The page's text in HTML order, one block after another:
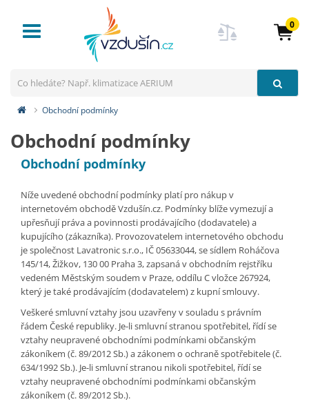
Toggle
0
Obchodní podmínky
Obchodní podmínky
Obchodní podmínky
Níže uvedené obchodní podmínky platí pro nákup v
internetovém obchodě Vzdušín.cz. Podmínky blíže vymezují a
upřesňují práva a povinnosti prodávajícího (dodavatele) a
kupujícího (zákazníka). Provozovatelem internetového obchodu
je společnost Lavatronic s.r.o., IČ 05633044, se sídlem Roháčova
145/14, Žižkov, 130 00 Praha 3, zapsaná v obchodním rejstříku
vedeném Městským soudem v Praze, oddílu C vložce 267924,
který je také prodávajícím (dodavatelem) z kupní smlouvy.
Veškeré smluvní vztahy jsou uzavřeny v souladu s právním
řádem České republiky. Je-li smluvní stranou spotřebitel, řídí se
vztahy neupravené obchodními podmínkami občanským
zákoníkem (č. 89/2012 Sb.) a zákonem o ochraně spotřebitele (č.
634/1992 Sb.). Je-li smluvní stranou nikoli spotřebitel, řídí se
vztahy neupravené obchodními podmínkami občanským
zákoníkem (č. 89/2012 Sb.).